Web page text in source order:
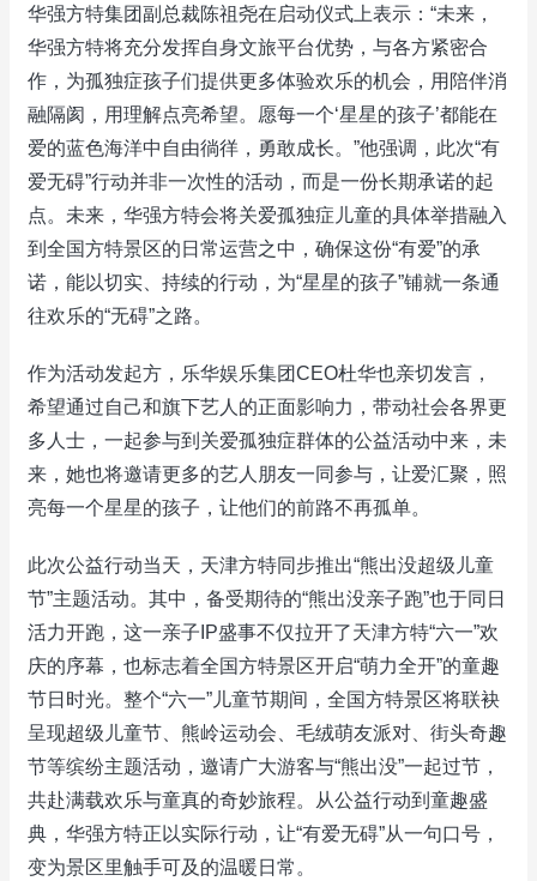
华强方特集团副总裁陈祖尧在启动仪式上表示：“未来，
华强方特将充分发挥自身文旅平台优势，与各方紧密合
作，为孤独症孩子们提供更多体验欢乐的机会，用陪伴消
融隔阂，用理解点亮希望。愿每一个‘星星的孩子’都能在
爱的蓝色海洋中自由徜徉，勇敢成长。”他强调，此次“有
爱无碍”行动并非一次性的活动，而是一份长期承诺的起
点。未来，华强方特会将关爱孤独症儿童的具体举措融入
到全国方特景区的日常运营之中，确保这份“有爱”的承
诺，能以切实、持续的行动，为“星星的孩子”铺就一条通
往欢乐的“无碍”之路。
作为活动发起方，乐华娱乐集团CEO杜华也亲切发言，
希望通过自己和旗下艺人的正面影响力，带动社会各界更
多人士，一起参与到关爱孤独症群体的公益活动中来，未
来，她也将邀请更多的艺人朋友一同参与，让爱汇聚，照
亮每一个星星的孩子，让他们的前路不再孤单。
此次公益行动当天，天津方特同步推出“熊出没超级儿童
节”主题活动。其中，备受期待的“熊出没亲子跑”也于同日
活力开跑，这一亲子IP盛事不仅拉开了天津方特“六一”欢
庆的序幕，也标志着全国方特景区开启“萌力全开”的童趣
节日时光。整个“六一”儿童节期间，全国方特景区将联袂
呈现超级儿童节、熊岭运动会、毛绒萌友派对、街头奇趣
节等缤纷主题活动，邀请广大游客与“熊出没”一起过节，
共赴满载欢乐与童真的奇妙旅程。从公益行动到童趣盛
典，华强方特正以实际行动，让“有爱无碍”从一句口号，
变为景区里触手可及的温暖日常。